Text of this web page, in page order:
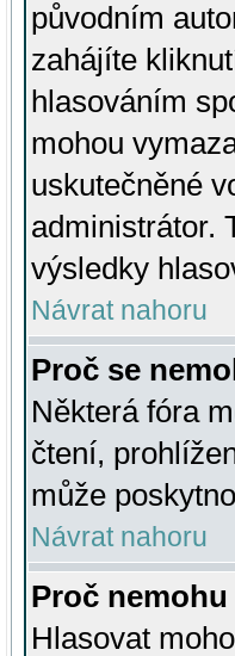
původním
zahájíte
hlasováním
mohou
uskutečněné
administrátor.
výsledky
Návrat nahoru
Proč se
Některá fóra
čtení,
může
Návrat nahoru
Proč
Hlasovat